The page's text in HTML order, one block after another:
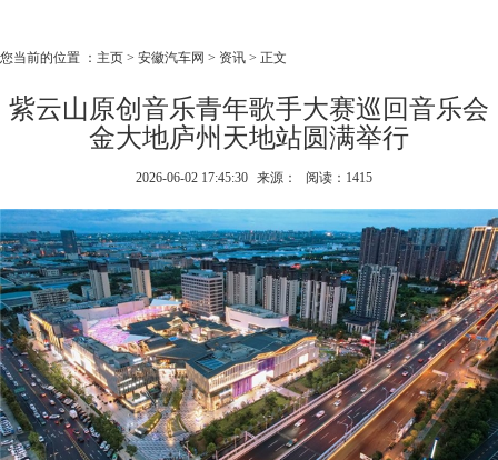
您当前的位置 ： 主页 > 安徽汽车网 > 资讯 > 正文
紫云山原创音乐青年歌手大赛巡回音乐会
金大地庐州天地站圆满举行
2026-06-02 17:45:30 来源： 阅读：1415